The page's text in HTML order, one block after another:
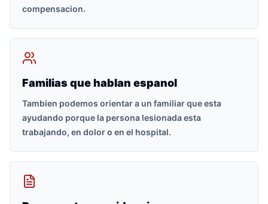
compensacion.
Familias que hablan espanol
Tambien podemos orientar a un familiar que esta
ayudando porque la persona lesionada esta
trabajando, en dolor o en el hospital.